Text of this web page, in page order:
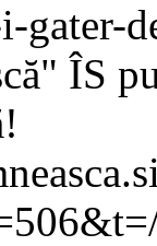
gater-
ÎS